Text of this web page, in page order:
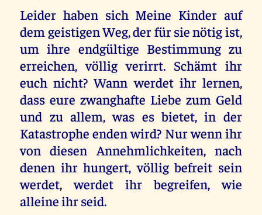
Leider haben sich Meine Kinder auf
dem geistigen Weg, der für sie nötig ist,
um ihre endgültige Bestimmung zu
erreichen, völlig verirrt. Schämt ihr
euch nicht? Wann werdet ihr lernen,
dass eure zwanghafte Liebe zum Geld
und zu allem, was es bietet, in der
Katastrophe enden wird? Nur wenn ihr
von diesen Annehmlichkeiten, nach
denen ihr hungert, völlig befreit sein
werdet, werdet ihr begreifen, wie
alleine ihr seid.